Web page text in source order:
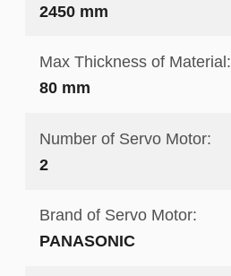
2450 mm
Max Thickness of Material:
80 mm
Number of Servo Motor:
2
Brand of Servo Motor:
PANASONIC